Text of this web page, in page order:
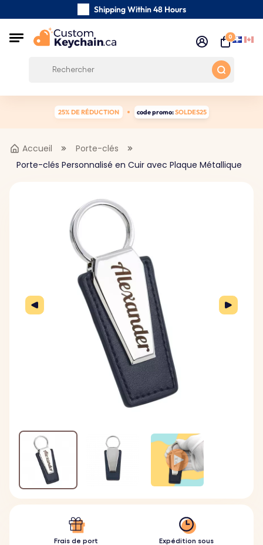
Shipping Within 48 Hours
Customer reviews:
0
25% DE RÉDUCTION code promo:SOLDES25
Accueil
Porte-clés
Porte-clés Personnalisé en Cuir avec Plaque Métallique
Frais de port
Expédition sous